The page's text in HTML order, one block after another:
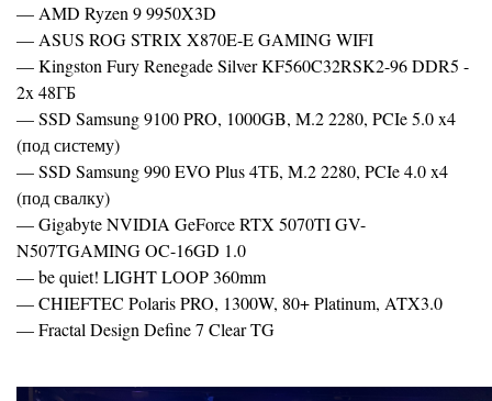
— AMD Ryzen 9 9950X3D
— ASUS ROG STRIX X870E-E GAMING WIFI
— Kingston Fury Renegade Silver KF560C32RSK2-96 DDR5 -
2x 48ГБ
— SSD Samsung 9100 PRO, 1000GB, M.2 2280, PCIe 5.0 x4
(под систему)
— SSD Samsung 990 EVO Plus 4ТБ, M.2 2280, PCIe 4.0 x4
(под свалку)
— Gigabyte NVIDIA GeForce RTX 5070TI GV-
N507TGAMING OC-16GD 1.0
— be quiet! LIGHT LOOP 360mm
— CHIEFTEC Polaris PRO, 1300W, 80+ Platinum, ATX3.0
— Fractal Design Define 7 Clear TG